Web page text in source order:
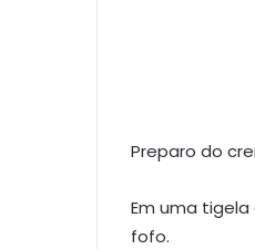
Preparo do
Em uma
fofo.